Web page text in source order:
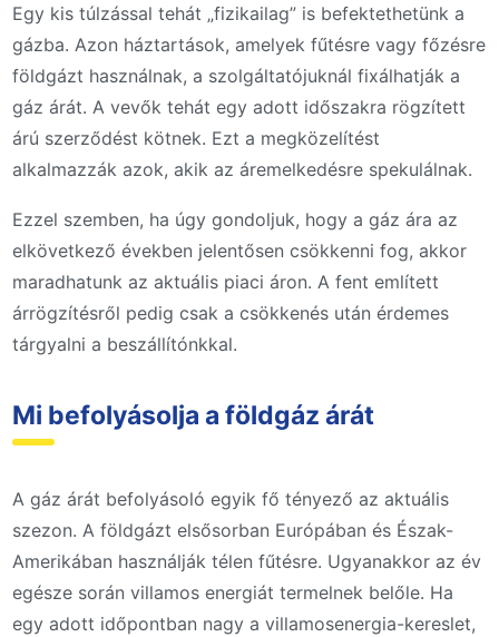
Egy kis túlzással tehát „fizikailag” is befektethetünk a
gázba. Azon háztartások, amelyek fűtésre vagy főzésre
földgázt használnak, a szolgáltatójuknál fixálhatják a
gáz árát. A vevők tehát egy adott időszakra rögzített
árú szerződést kötnek. Ezt a megközelítést
alkalmazzák azok, akik az áremelkedésre spekulálnak.
Ezzel szemben, ha úgy gondoljuk, hogy a gáz ára az
elkövetkező években jelentősen csökkenni fog, akkor
maradhatunk az aktuális piaci áron. A fent említett
árrögzítésről pedig csak a csökkenés után érdemes
tárgyalni a beszállítónkkal.
Mi befolyásolja a földgáz árát
A gáz árát befolyásoló egyik fő tényező az aktuális
szezon. A földgázt elsősorban Európában és Észak-
Amerikában használják télen fűtésre. Ugyanakkor az év
egésze során villamos energiát termelnek belőle. Ha
egy adott időpontban nagy a villamosenergia-kereslet,